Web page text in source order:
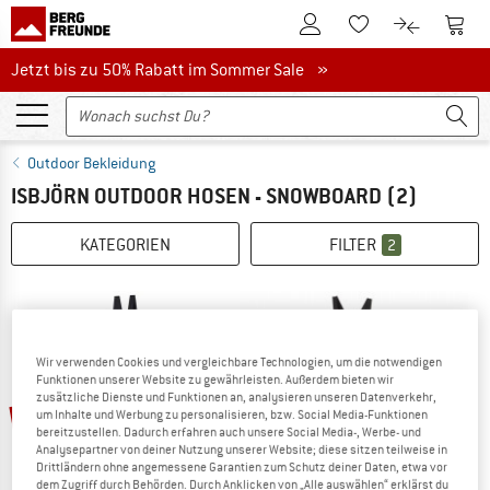
Zum KundenkontoZum Merkzettel.
Zum Zum
Jetzt bis zu 50% Rabatt im Sommer Sale
Jetzt bis zu 50% Rabatt im Sommer Sale »
Outdoor Bekleidung
ISBJÖRN OUTDOOR HOSEN - SNOWBOARD (2)
KATEGORIEN FILTER 2
30% 60%
Wir verwenden Cookies und vergleichbare Technologien, um die notwendigen
Funktionen unserer Website zu gewährleisten. Außerdem bieten wir
zusätzliche Dienste und Funktionen an, analysieren unseren Datenverkehr,
um Inhalte und Werbung zu personalisieren, bzw. Social Media-Funktionen
bereitzustellen. Dadurch erfahren auch unsere Social Media-, Werbe- und
Analysepartner von deiner Nutzung unserer Website; diese sitzen teilweise in
Drittländern ohne angemessene Garantien zum Schutz deiner Daten, etwa vor
dem Zugriff durch Behörden. Durch Anklicken von „Alle auswählen“ erklärst du